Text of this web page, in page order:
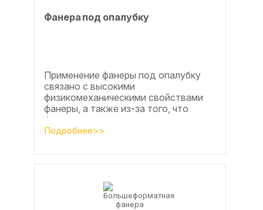
Фанера под опалубку
Применение фанеры под опалубку
связано с высокими
физикомеханическими свойствами
фанеры, а также из-за того, что
фанера позволяет получать
достаточно большие ровные
Подробнее>>